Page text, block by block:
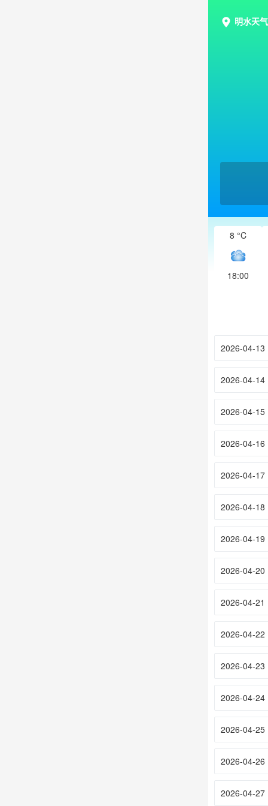
明水天
8 °C
18:00
2026-04-13
2026-04-14
2026-04-15
2026-04-16
2026-04-17
2026-04-18
2026-04-19
2026-04-20
2026-04-21
2026-04-22
2026-04-23
2026-04-24
2026-04-25
2026-04-26
2026-04-27